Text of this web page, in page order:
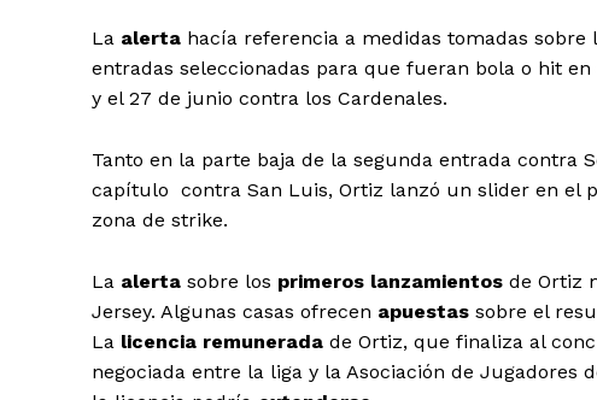
La alerta hacía referencia a medidas tomadas sobre
entradas seleccionadas para que fueran bola o hit
y el 27 de junio contra los Cardenales.
Tanto en la parte baja de la segunda entrada contra
capítulo contra San Luis, Ortiz lanzó un slider en el
zona de strike.
La alerta sobre los primeros lanzamientos de Ortiz
Jersey. Algunas casas ofrecen apuestas sobre el
La licencia remunerada de Ortiz, que finaliza al
negociada entre la liga y la Asociación de Jugadores